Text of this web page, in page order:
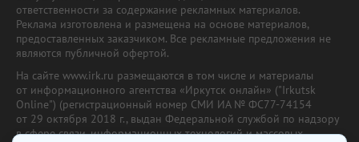
ответственности за содержание рекламных материалов.
Реклама изготовлена и размещена на основе материалов,
предоставленных заказчиком. Все рекламные предложения не
являются публичной офертой.
На сайте www.irk.ru размещаются в том числе и материалы
от информационного агентства «Иркутск онлайн» ("Irkutsk
Online") (регистрационный номер СМИ ИА № ФС77-74154
от 29 октября 2018 г., выдан Федеральной службой по надзору
в сфере связи, информационных технологий и массовых